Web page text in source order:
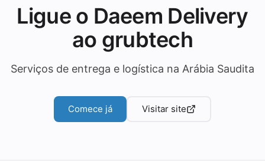
Ligue o Daeem Delivery
ao grubtech
Serviços de entrega e logística na Arábia Saudita
Comece já Visitar site